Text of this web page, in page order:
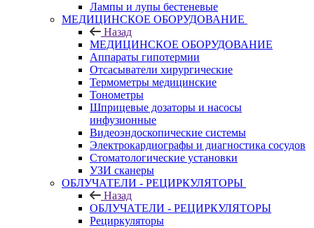
Лампы и лупы бестеневые
МЕДИЦИНСКОЕ ОБОРУДОВАНИЕ
Назад
МЕДИЦИНСКОЕ ОБОРУДОВАНИЕ
Аппараты гипотермии
Отсасыватели хирургические
Термометры медицинские
Тонометры
Шприцевые дозаторы и насосы
инфузионные
Видеоэндоскопические системы
Электрокардиографы и диагностика сосудов
Стоматологические установки
УЗИ сканеры
ОБЛУЧАТЕЛИ - РЕЦИРКУЛЯТОРЫ
Назад
ОБЛУЧАТЕЛИ - РЕЦИРКУЛЯТОРЫ
Рециркуляторы